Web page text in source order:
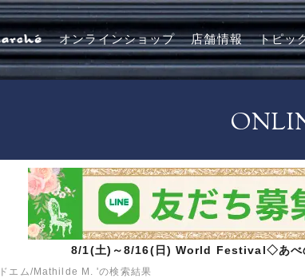
オンラインショップ 店舗情報 トピッ
8/1(土)～8/16(日) World Festival◇あべ
エム/Mathilde M. 'の検索結果